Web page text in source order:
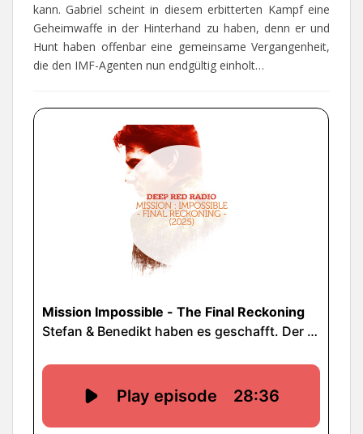
kann. Gabriel scheint in diesem erbitterten Kampf eine
Geheimwaffe in der Hinterhand zu haben, denn er und
Hunt haben offenbar eine gemeinsame Vergangenheit,
die den IMF-Agenten nun endgültig einholt…